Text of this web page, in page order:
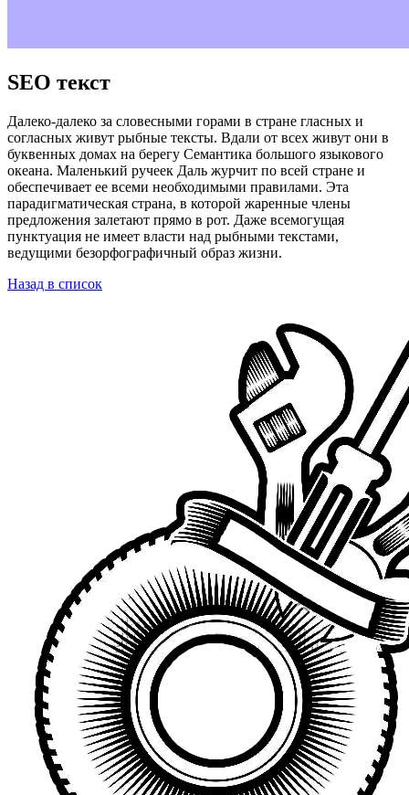
SEO текст
Далеко-далеко за словесными горами в стране гласных и
согласных живут рыбные тексты. Вдали от всех живут они в
буквенных домах на берегу Семантика большого языкового
океана. Маленький ручеек Даль журчит по всей стране и
обеспечивает ее всеми необходимыми правилами. Эта
парадигматическая страна, в которой жаренные члены
предложения залетают прямо в рот. Даже всемогущая
пунктуация не имеет власти над рыбными текстами,
ведущими безорфографичный образ жизни.
Назад в список